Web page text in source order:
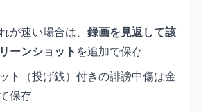
が速い場合は、 録画を見返して該
ーンショット を追加で保存
ト（投げ銭）付きの誹謗中傷は金
保存